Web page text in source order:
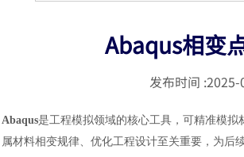
Abaqus相变
发布时间 :2025-
Abaqus是工程模拟领域的核心工具，可精准模
属材料相变规律、优化工程设计至关重要，为后